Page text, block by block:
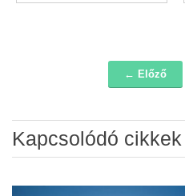
← Előző
Kapcsolódó cikkek
Álláspályázat – konyhai